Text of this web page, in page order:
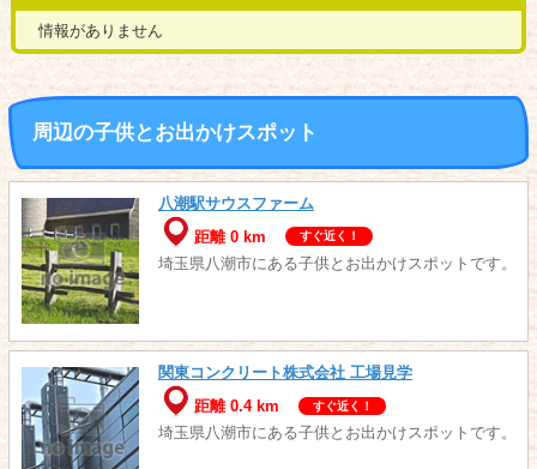
情報がありません
周辺の子供とお出かけスポット
八潮駅サウスファーム
距離 0 km
すぐ近く！
埼玉県八潮市にある子供とお出かけスポットです。
関東コンクリート株式会社 工場見学
距離 0.4 km
すぐ近く！
埼玉県八潮市にある子供とお出かけスポットです。